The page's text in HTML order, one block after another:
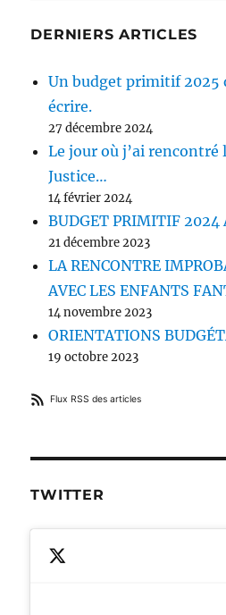
DERNIERS ARTICLES
Un budget primitif 2025
écrire.
27 décembre 2024
Le jour où j’ai rencontré
Justice…
14 février 2024
BUDGET PRIMITIF 2024
21 décembre 2023
LA RENCONTRE
AVEC LES ENFANTS
14 novembre 2023
ORIENTATIONS
19 octobre 2023
Flux RSS des articles
TWITTER